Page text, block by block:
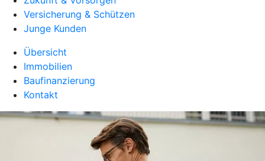
Versicherung & Schützen
Junge Kunden
Übersicht
Immobilien
Baufinanzierung
Kontakt